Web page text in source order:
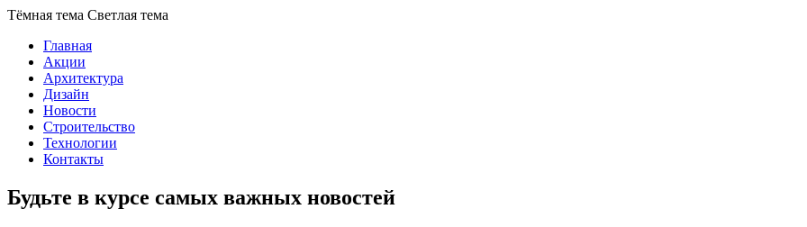
Тёмная тема Светлая тема
Главная
Акции
Архитектура
Дизайн
Новости
Строительство
Технологии
Контакты
Будьте в курсе самых важных новостей